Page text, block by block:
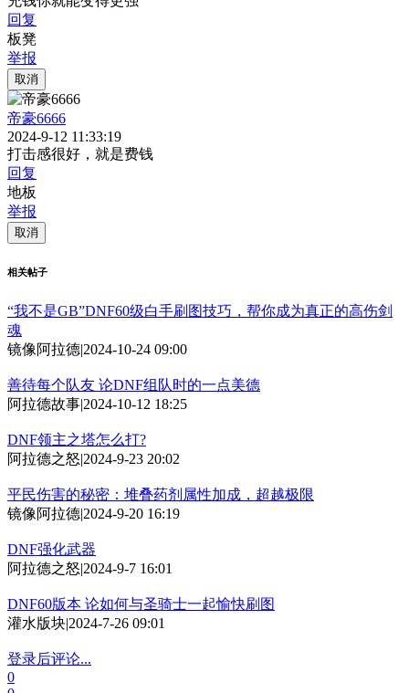
回复
板凳
举报
取消
帝豪6666
2024-9-12 11:33:19
打击感很好，就是费钱
回复
地板
举报
取消
相关帖子
“我不是GB”DNF60级白手刷图技巧，帮你成为真正的高伤剑
魂
镜像阿拉德|2024-10-24 09:00
善待每个队友 论DNF组队时的一点美德
阿拉德故事|2024-10-12 18:25
DNF领主之塔怎么打?
阿拉德之怒|2024-9-23 20:02
平民伤害的秘密：堆叠药剂属性加成，超越极限
镜像阿拉德|2024-9-20 16:19
DNF强化武器
阿拉德之怒|2024-9-7 16:01
DNF60版本 论如何与圣骑士一起愉快刷图
灌水版块|2024-7-26 09:01
登录后评论...
0